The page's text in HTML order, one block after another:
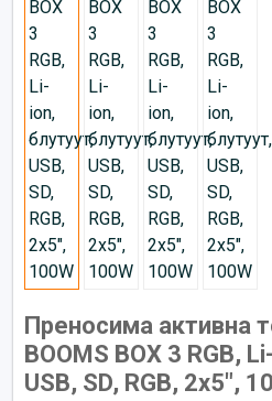
Преносима активна
BOOMS BOX 3 RGB,
USB, SD, RGB, 2x5",